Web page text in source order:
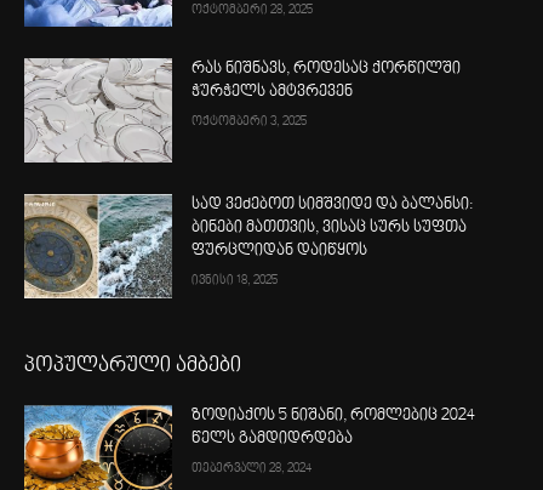
ოქტომბერი 28, 2025
რას ნიშნავს, როდესაც ქორწილში
ჭურჭელს ამტვრევენ
ოქტომბერი 3, 2025
სად ვეძებოთ სიმშვიდე და ბალანსი:
ბინები მათთვის, ვისაც სურს სუფთა
ფურცლიდან დაიწყოს
ივნისი 18, 2025
პოპულარული ამბები
ზოდიაქოს 5 ნიშანი, რომლებიც 2024
წელს გამდიდრდება
თებერვალი 28, 2024